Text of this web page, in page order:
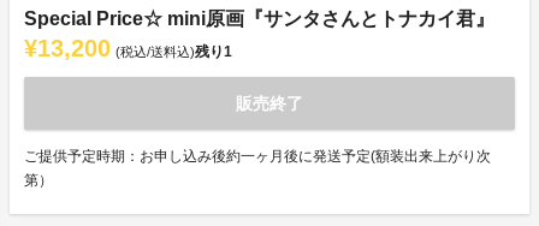
Special Price☆ mini原画『サンタさんとトナカイ君』
¥13,200 (税込/送料込)残り1
販売終了
ご提供予定時期：お申し込み後約一ヶ月後に発送予定(額装出来上がり次
第）